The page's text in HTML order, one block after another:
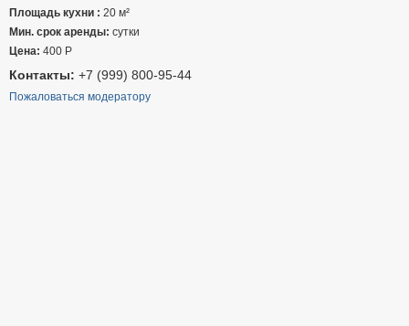
Площадь кухни : 20 м²
Мин. срок аренды: сутки
Цена: 400 Р
Контакты: +7 (999) 800-95-44
Пожаловаться модератору